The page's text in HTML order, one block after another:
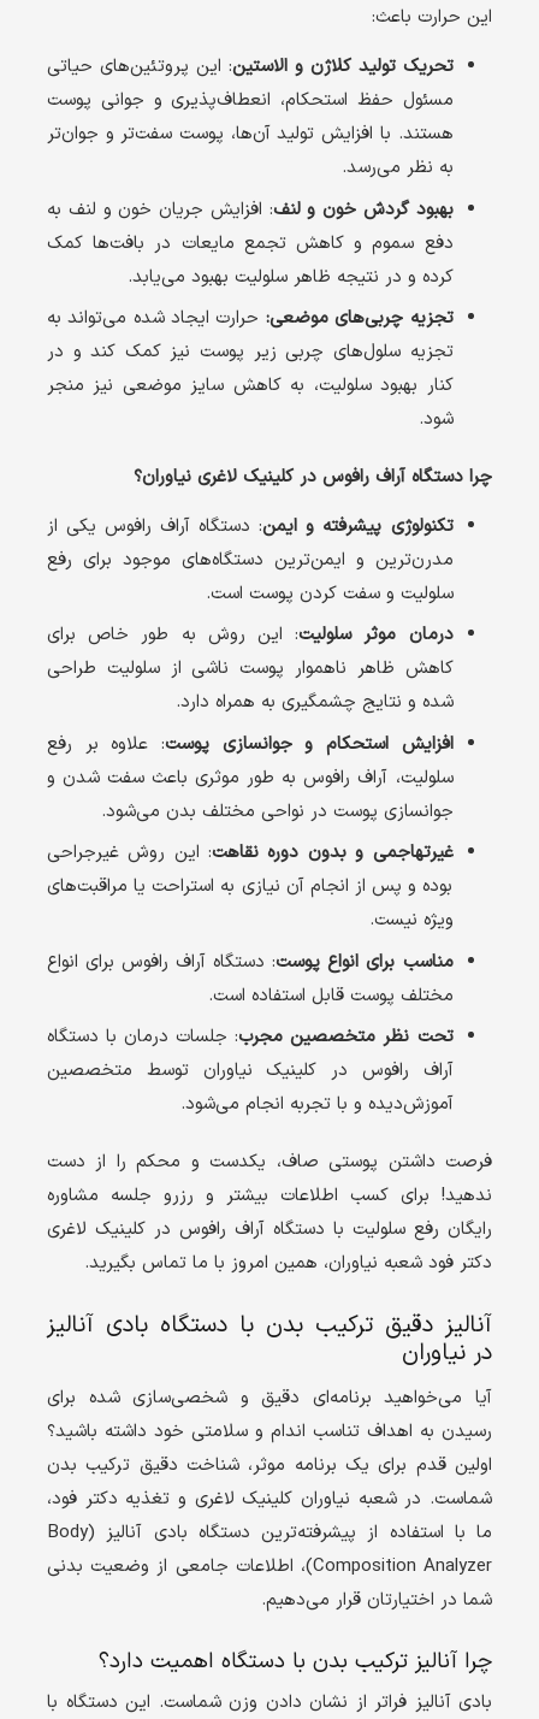
این حرارت باعث:
تحریک تولید کلاژن و الاستین: این پروتئین‌های حیاتی
مسئول حفظ استحکام، انعطاف‌پذیری و جوانی پوست
هستند. با افزایش تولید آن‌ها، پوست سفت‌تر و جوان‌تر
به نظر می‌رسد.
بهبود گردش خون و لنف: افزایش جریان خون و لنف به
دفع سموم و کاهش تجمع مایعات در بافت‌ها کمک
کرده و در نتیجه ظاهر سلولیت بهبود می‌یابد.
تجزیه چربی‌های موضعی: حرارت ایجاد شده می‌تواند به
تجزیه سلول‌های چربی زیر پوست نیز کمک کند و در
کنار بهبود سلولیت، به کاهش سایز موضعی نیز منجر
شود.
چرا دستگاه آراف رافوس در کلینیک لاغری نیاوران؟
تکنولوژی پیشرفته و ایمن: دستگاه آراف رافوس یکی از
مدرن‌ترین و ایمن‌ترین دستگاه‌های موجود برای رفع
سلولیت و سفت کردن پوست است.
درمان موثر سلولیت: این روش به طور خاص برای
کاهش ظاهر ناهموار پوست ناشی از سلولیت طراحی
شده و نتایج چشمگیری به همراه دارد.
افزایش استحکام و جوانسازی پوست: علاوه بر رفع
سلولیت، آراف رافوس به طور موثری باعث سفت شدن و
جوانسازی پوست در نواحی مختلف بدن می‌شود.
غیرتهاجمی و بدون دوره نقاهت: این روش غیرجراحی
بوده و پس از انجام آن نیازی به استراحت یا مراقبت‌های
ویژه نیست.
مناسب برای انواع پوست: دستگاه آراف رافوس برای انواع
مختلف پوست قابل استفاده است.
تحت نظر متخصصین مجرب: جلسات درمان با دستگاه
آراف رافوس در کلینیک نیاوران توسط متخصصین
آموزش‌دیده و با تجربه انجام می‌شود.
فرصت داشتن پوستی صاف، یکدست و محکم را از دست
ندهید! برای کسب اطلاعات بیشتر و رزرو جلسه مشاوره
رایگان رفع سلولیت با دستگاه آراف رافوس در کلینیک لاغری
دکتر فود شعبه نیاوران، همین امروز با ما تماس بگیرید.
آنالیز دقیق ترکیب بدن با دستگاه بادی آنالیز
در نیاوران
آیا می‌خواهید برنامه‌ای دقیق و شخصی‌سازی شده برای
رسیدن به اهداف تناسب اندام و سلامتی خود داشته باشید؟
اولین قدم برای یک برنامه موثر، شناخت دقیق ترکیب بدن
شماست. در شعبه نیاوران کلینیک لاغری و تغذیه دکتر فود،
ما با استفاده از پیشرفته‌ترین دستگاه بادی آنالیز (Body
Composition Analyzer)، اطلاعات جامعی از وضعیت بدنی
شما در اختیارتان قرار می‌دهیم.
چرا آنالیز ترکیب بدن با دستگاه اهمیت دارد؟
بادی آنالیز فراتر از نشان دادن وزن شماست. این دستگاه با